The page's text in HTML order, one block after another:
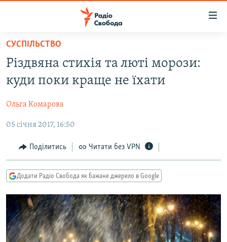
Перейти
основного
матеріалу
Перейти
до
навігації
Перейти
пошуку
ВСЕ ЗА ДОБУ
СТАТТІ
ПОЛІТИКА
ЕКОНОМІКА
СУСПІЛЬСТВО
СПОРТ
УКРАЇНА
СВІТ
ВІЙНА
РОСІЙСЬКА «ФІЛЬТРАЦІЯ»
ДОНБАС.РЕАЛІЇ
КРИМ.РЕАЛІЇ
ТИ ЯК?
СХЕМИ
КИТАЙ.ВИКЛИКИ
МУЛЬТИМЕДІА
СУСПІЛЬСТВО
Різдвяна стихія та люті морози:
куди поки краще не їхати
Ольга Комарова
05 січня 2017, 16:50
Поділитись Читати без VPN
Додати Радіо Свобода як бажане джерело в Google